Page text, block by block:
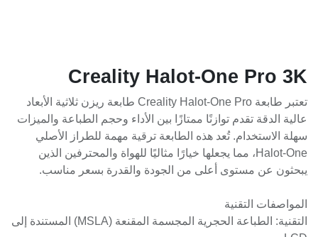
Creality Halot-One Pro 3K
تعتبر طابعة Creality Halot-One Pro طابعة ريزن ثلاثية الأبعاد عالية
الدقة تقدم توازنًا ممتازًا بين الأداء وحجم الطباعة والميزات سهلة
مما يجعلها خيارًا مثاليًا للهواة والمحترفين الذين يبحثون عن مستوى
أعلى من الجودة والقدرة بسعر مناسب.
المواصفات التقنية
التقنية: الطباعة الحجرية المجسمة المقنعة (MSLA) المستندة إلى LCD